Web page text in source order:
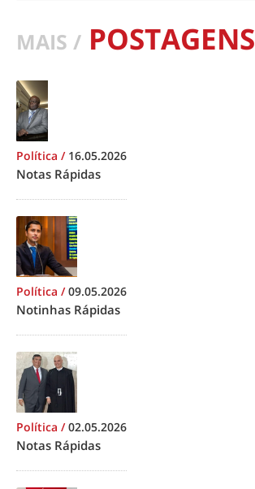
MAIS / POSTAGENS
Política / 16.05.2026
Notas Rápidas
Política /09.05.2026
Notinhas Rápidas
Política /02.05.2026
Notas Rápidas